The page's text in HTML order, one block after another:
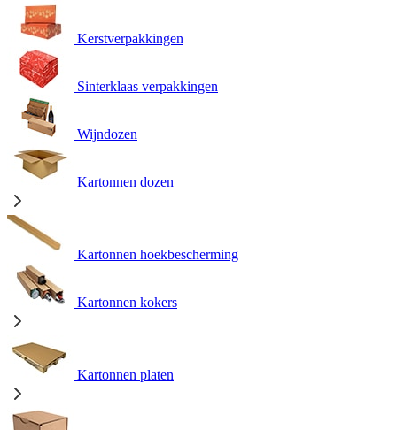
Kerstverpakkingen
Sinterklaas verpakkingen
Wijndozen
Kartonnen dozen
Kartonnen hoekbescherming
Kartonnen kokers
Kartonnen platen